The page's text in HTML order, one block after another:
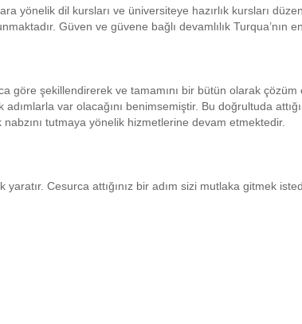
yönelik dil kursları ve üniversiteye hazırlık kursları
Güven ve güvene bağlı devamlılık Turqua’nın
göre şekillendirerek ve tamamını bir bütün olarak çözüm
var olacağını benimsemiştir. Bu doğrultuda
tutmaya yönelik hizmetlerine devam etmektedir.
yaratır. Cesurca attığınız bir adım sizi mutlaka gitmek